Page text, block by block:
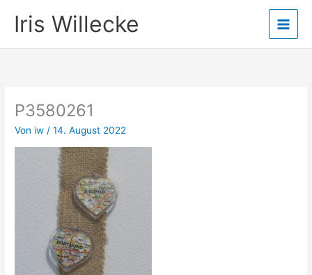
InhaltIris Willecke
P3580261
Von iw /14. August 2022